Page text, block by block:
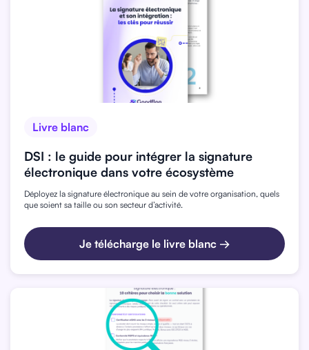
Livre blanc
DSI : le guide pour intégrer la signature
électronique dans votre écosystème
Déployez la signature électronique au sein de votre organisation, quels
que soient sa taille ou son secteur d’activité.
Je télécharge le livre blanc →